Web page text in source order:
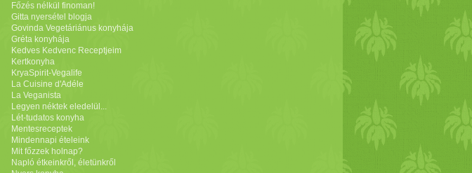
Főzés nélkül finoman!
Gitta nyersétel blogja
Govinda Vegetáriánus konyhája
Gréta konyhája
Kedves Kedvenc Receptjeim
Kertkonyha
KryaSpirit-Vegalife
La Cuisine d'Adéle
La Veganista
Legyen néktek eledelül...
Lét-tudatos konyha
Mentesreceptek
Mindennapi ételeink
Mit főzzek holnap?
Napló étkeinkről, életünkről